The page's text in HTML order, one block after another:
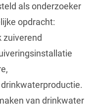
als onderzoeker
opdracht:
zuiverend
van drinkwater